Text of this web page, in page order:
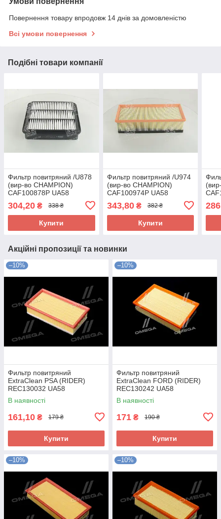
Повернення товару впродовж 14 днів за домовленістю
Всі умови повернення
Подібні товари компанії
Фильтр повитряний /U878
(вир-во CHAMPION)
CAF100878P UA58
304,20 ₴ 338 ₴
Купити
Фильтр повитряний /U974
(вир-во CHAMPION)
CAF100974P UA58
343,80₴ 382 ₴
Купити
Акційні пропозиції та новинки
–10%
Фильтр повитряний
ExtraClean PSA (RIDER)
REC130032 UA58
В наявності
161,10 ₴ 179 ₴
Купити
–10%
Фильтр повитряний
ExtraClean FORD (RIDER)
REC130242 UA58
В наявності
171 ₴ 190 ₴
Купити
–10% –10%